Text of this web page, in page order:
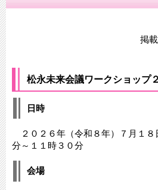
掲載
松永未来会議ワークショップ
日時
２０２６年（令和８年）７月１
分～１１時３０分
会場